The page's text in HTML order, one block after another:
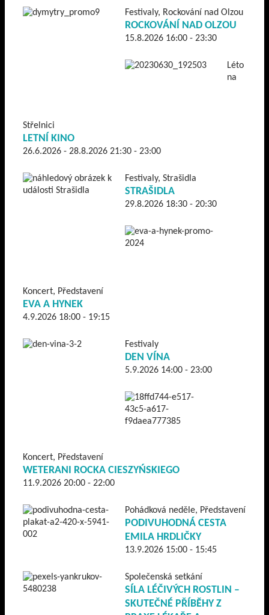
Festivaly, Rockování nad Olzou
ROCKOVÁNÍ NAD OLZOU
15.8.2026 16:00 - 23:30
Léto
na
Střelnici
LETNÍ KINO
26.6.2026 - 28.8.2026 21:30 - 23:00
Festivaly, Strašidla
STRAŠIDLA
29.8.2026 18:30 - 20:30
Koncert, Představení
EVA A HYNEK
4.9.2026 18:00 - 19:15
Festivaly
DEN VÍNA
5.9.2026 14:00 - 23:00
Koncert, Představení
WETERANI ROCKA CIESZYŃSKIEGO
11.9.2026 20:00 - 22:00
Pohádková neděle, Představení
PODIVUHODNÁ CESTA
EMILA HRDLIČKY
13.9.2026 15:00 - 15:45
Společenská setkání
SÍLA LÉČIVÝCH ROSTLIN –
SKUTEČNÉ PŘÍBĚHY Z